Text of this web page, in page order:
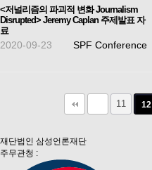
<저널리즘의 파괴적 변화 Journalism
Disrupted> Jeremy Caplan 주제발표 자
료
2020-09-23 SPF Conference
11 12
재단법인 삼성언론재단
주무관청 :